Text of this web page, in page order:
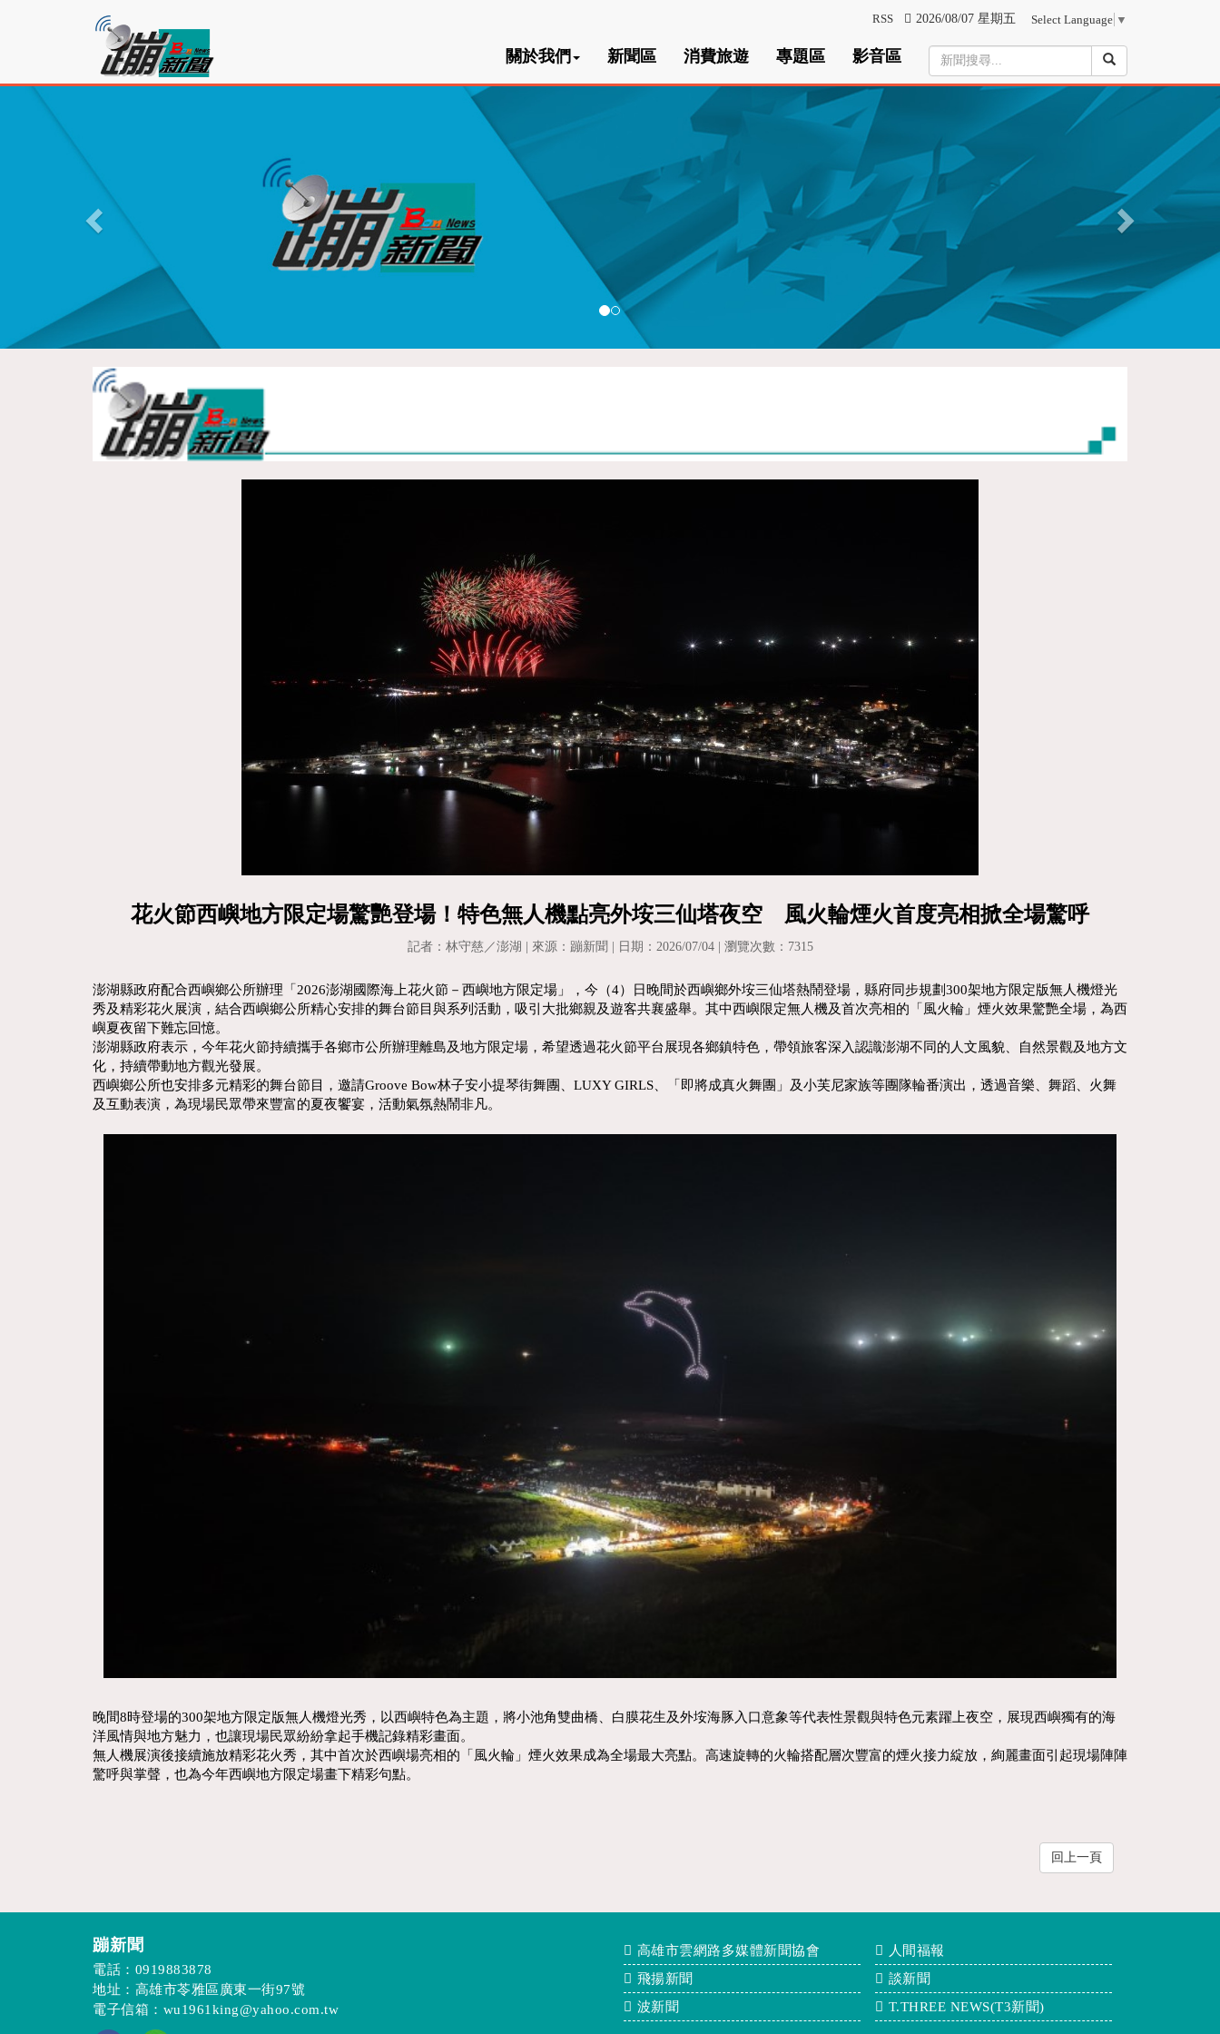
蹦
新
聞
RSS 2026/08/07 星期五 Select Language ▼
關於我們 新聞區 消費旅遊 專題區 影音區
v
o
花火節西嶼地方限定場驚艷登場！特色無人機點亮外垵三仙塔夜空 風火輪煙火首度亮相掀全場驚呼
記者：林守慈／澎湖 | 來源：蹦新聞 | 日期：2026/07/04 | 瀏覽次數：7315
澎湖縣政府配合西嶼鄉公所辦理「2026澎湖國際海上花火節－西嶼地方限定場」，今（4）日晚間於西嶼鄉外垵三仙塔熱鬧登場，縣府同步規劃300架地方限定版無人機燈光
秀及精彩花火展演，結合西嶼鄉公所精心安排的舞台節目與系列活動，吸引大批鄉親及遊客共襄盛舉。其中西嶼限定無人機及首次亮相的「風火輪」煙火效果驚艷全場，為西
嶼夏夜留下難忘回憶。
澎湖縣政府表示，今年花火節持續攜手各鄉市公所辦理離島及地方限定場，希望透過花火節平台展現各鄉鎮特色，帶領旅客深入認識澎湖不同的人文風貌、自然景觀及地方文
化，持續帶動地方觀光發展。
西嶼鄉公所也安排多元精彩的舞台節目，邀請Groove Bow林子安小提琴街舞團、LUXY GIRLS、「即將成真火舞團」及小芙尼家族等團隊輪番演出，透過音樂、舞蹈、火舞
及互動表演，為現場民眾帶來豐富的夏夜饗宴，活動氣氛熱鬧非凡。
晚間8時登場的300架地方限定版無人機燈光秀，以西嶼特色為主題，將小池角雙曲橋、白膜花生及外垵海豚入口意象等代表性景觀與特色元素躍上夜空，展現西嶼獨有的海
洋風情與地方魅力，也讓現場民眾紛紛拿起手機記錄精彩畫面。
無人機展演後接續施放精彩花火秀，其中首次於西嶼場亮相的「風火輪」煙火效果成為全場最大亮點。高速旋轉的火輪搭配層次豐富的煙火接力綻放，絢麗畫面引起現場陣陣
驚呼與掌聲，也為今年西嶼地方限定場畫下精彩句點。
回上一頁
蹦新聞
電話： 0919883878
地址：高雄市苓雅區廣東一街97號
電子信箱： wu1961king@yahoo.com.tw
高雄市雲網路多媒體新聞協會
人間福報
飛揚新聞
談新聞
波新聞
T.THREE NEWS(T3新聞)